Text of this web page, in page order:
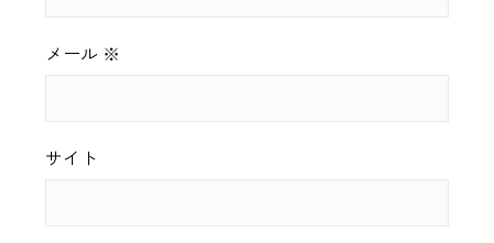
メール ※
サイト